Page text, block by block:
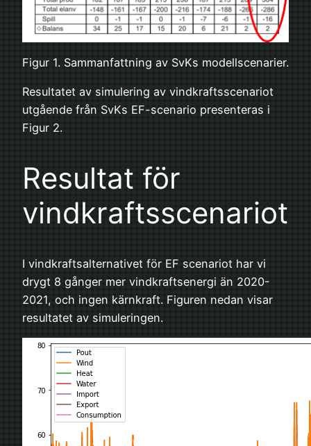
Figur 1. Sammanfattning av SvKs modellscenarier.
Resultatet av simulering av vindkraftsscenariot
utgående från SvKs EF-scenario presenteras i
Figur 2.
Resultat för
vindkraftsscenariot
I vindkraftsalternativet för EF scenariot har vi
drygt 8 gånger mer vindkraftsenergi än 2020-
2021, och ingen kärnkraft. Figuren nedan visar
resultatet av simuleringen.